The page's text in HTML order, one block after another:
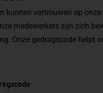
kunnen vertrouwen op
medewerkers zijn zich
Onze gedragscode helpt